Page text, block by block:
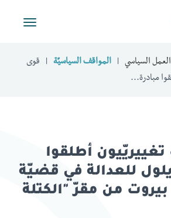
Toggle
العمل السياسي المواقف السياسيّة
قوى
مبادرة...
أطلقوا
16 أيلول للعدالة في قضيّة
بيروت من مقرّ "الكتلة